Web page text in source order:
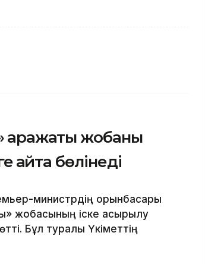
қаражаты жобаны
қайта бөлінеді
министрдің орынбасары
жобасының іске асырылу
Бұл туралы Үкіметтің